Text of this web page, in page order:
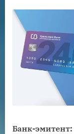
Банк-эмитент: